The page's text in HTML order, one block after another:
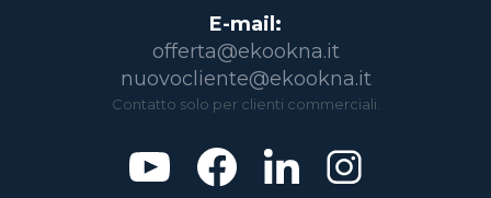
E-mail:
offerta@ekookna.it
nuovocliente@ekookna.it
Contatto solo per clienti commerciali.